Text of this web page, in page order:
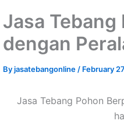
Jasa Tebang
dengan
Byjasatebangonline / February
Jasa Tebang Pohon